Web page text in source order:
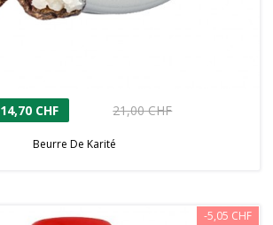
14,70 CHF 21,00 CHF
Beurre De Karité
-5,05 CHF